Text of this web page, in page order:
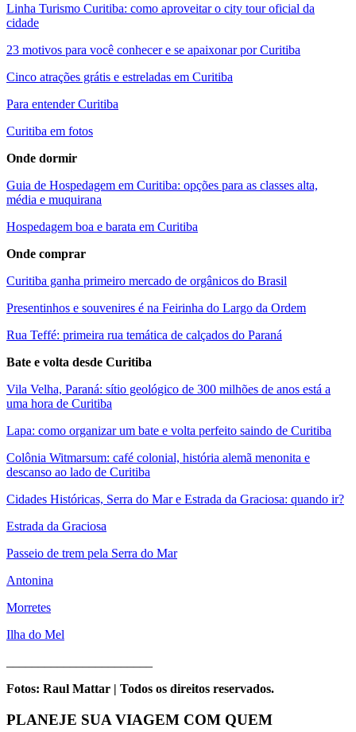
Linha Turismo Curitiba: como aproveitar o city tour oficial da
cidade
23 motivos para você conhecer e se apaixonar por Curitiba
Cinco atrações grátis e estreladas em Curitiba
Para entender Curitiba
Curitiba em fotos
Onde dormir
Guia de Hospedagem em Curitiba: opções para as classes alta,
média e muquirana
Hospedagem boa e barata em Curitiba
Onde comprar
Curitiba ganha primeiro mercado de orgânicos do Brasil
Presentinhos e souvenires é na Feirinha do Largo da Ordem
Rua Teffé: primeira rua temática de calçados do Paraná
Bate e volta desde Curitiba
Vila Velha, Paraná: sítio geológico de 300 milhões de anos está a
uma hora de Curitiba
Lapa: como organizar um bate e volta perfeito saindo de Curitiba
Colônia Witmarsum: café colonial, história alemã menonita e
descanso ao lado de Curitiba
Cidades Históricas, Serra do Mar e Estrada da Graciosa: quando ir?
Estrada da Graciosa
Passeio de trem pela Serra do Mar
Antonina
Morretes
Ilha do Mel
Fotos: Raul Mattar | Todos os direitos reservados.
PLANEJE SUA VIAGEM COM QUEM